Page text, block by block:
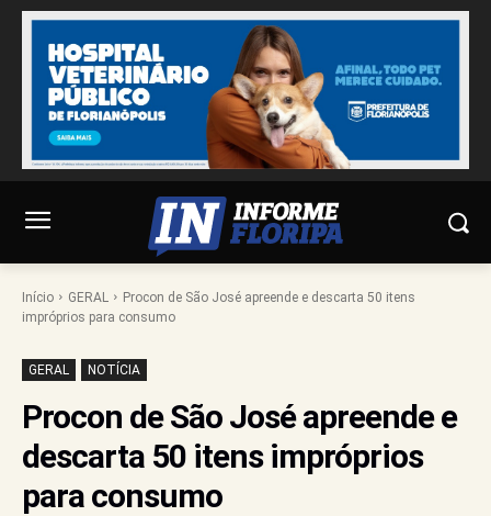
Início GERAL
Procon de São José apreende e descarta 50 itens
impróprios para consumo
GERAL NOTÍCIA
Procon de São José apreende e
descarta 50 itens impróprios
para consumo